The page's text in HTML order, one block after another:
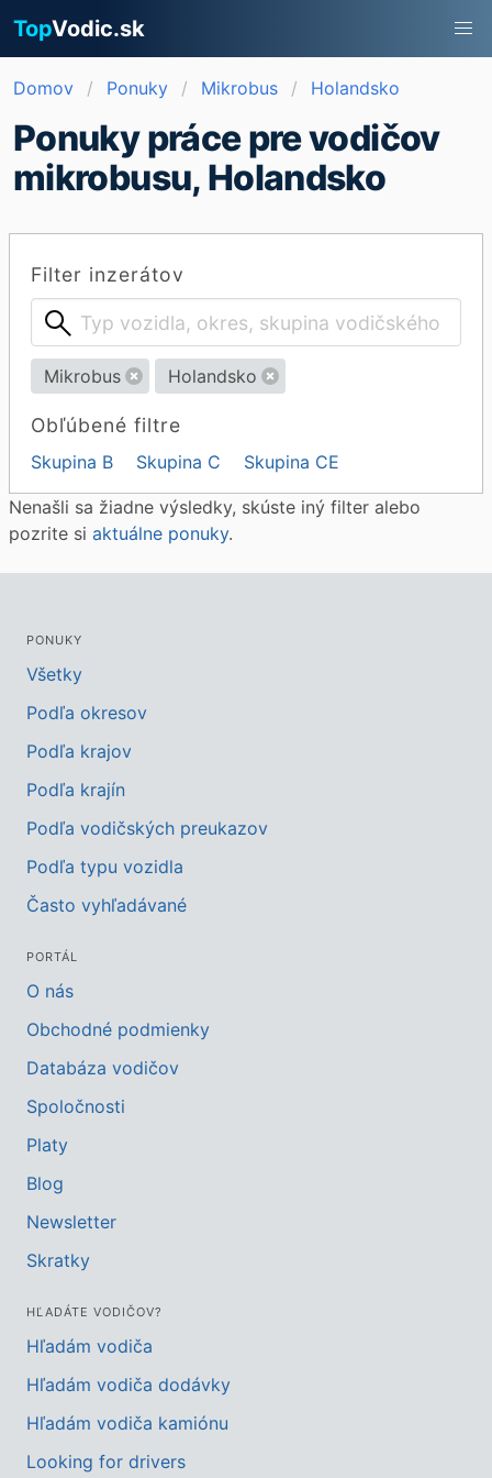
TopVodic.sk
Domov Ponuky Mikrobus Holandsko
Ponuky práce pre vodičov
mikrobusu, Holandsko
Filter inzerátov
Mikrobus Holandsko
Obľúbené filtre
Skupina B Skupina C Skupina CE
Nenašli sa žiadne výsledky, skúste iný filter alebo
pozrite si aktuálne ponuky.
PONUKY
Všetky
Podľa okresov
Podľa krajov
Podľa krajín
Podľa vodičských preukazov
Podľa typu vozidla
Často vyhľadávané
PORTÁL
O nás
Obchodné podmienky
Databáza vodičov
Spoločnosti
Platy
Blog
Newsletter
Skratky
HĽADÁTE VODIČOV?
Hľadám vodiča
Hľadám vodiča dodávky
Hľadám vodiča kamiónu
Looking for drivers